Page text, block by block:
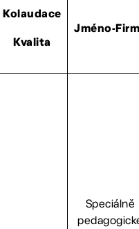
Kolaudace
Kvalita
Jméno-
Speciálně